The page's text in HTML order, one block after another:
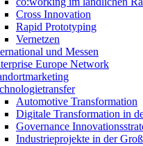
Cross Innovation
Rapid Prototyping
Vernetzen
und Messen
Europe Network
Automotive Transformation
Digitale Transformation in
Governance
Industrieprojekte in der